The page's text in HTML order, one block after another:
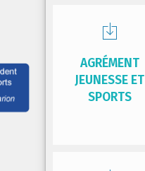
AGRÉMENT
JEUNESSE ET
SPORTS